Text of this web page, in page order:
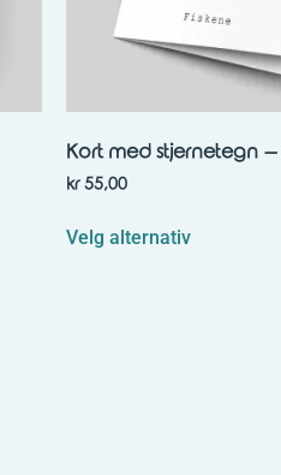
Kort med stjernetegn –
kr55,00
Velg alternativ